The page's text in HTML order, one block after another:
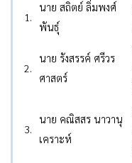
1.
นาย สถิตย์ ลิ่มพงศ์
พันธุ์
2.
นาย รังสรรค์ ศรีวร
ศาสตร์
3.
นาย คณิสสร นาวานุ
เคราะห์